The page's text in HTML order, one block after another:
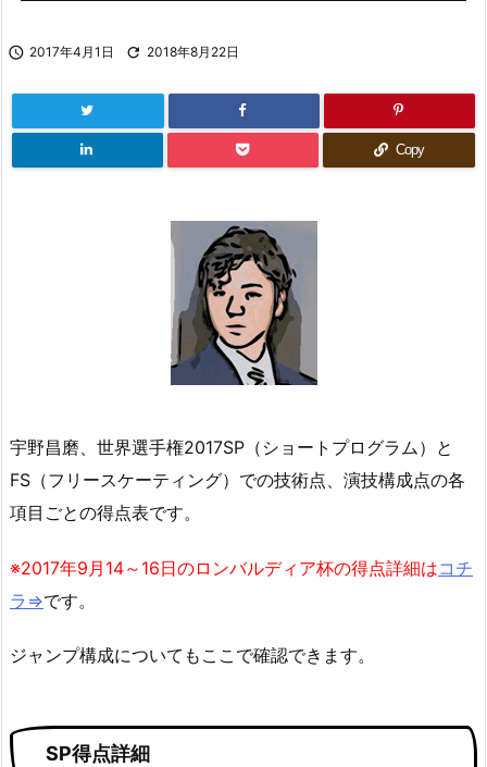
 2017年4月1日  2018年8月22日
Copy
宇野昌磨、世界選手権2017SP（ショートプログラム）と
FS（フリースケーティング）での技術点、演技構成点の各
項目ごとの得点表です。
※2017年9月14～16日のロンバルディア杯の得点詳細はコチ
ラ⇒です。
ジャンプ構成についてもここで確認できます。
SP得点詳細